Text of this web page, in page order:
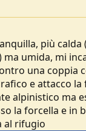
più calda
umida, mi
una coppia
e attacco la
alpinistico ma
la forcella e in
al rifugio